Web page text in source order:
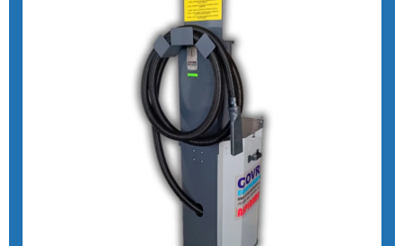
Aspirador self service para postos com pix
Aspirador self service preço
Aspirador self service com qr code
Bomba de alta pressão com controle remoto
Bomba para lavar caminhão
Cal liquida para tratamento de agua